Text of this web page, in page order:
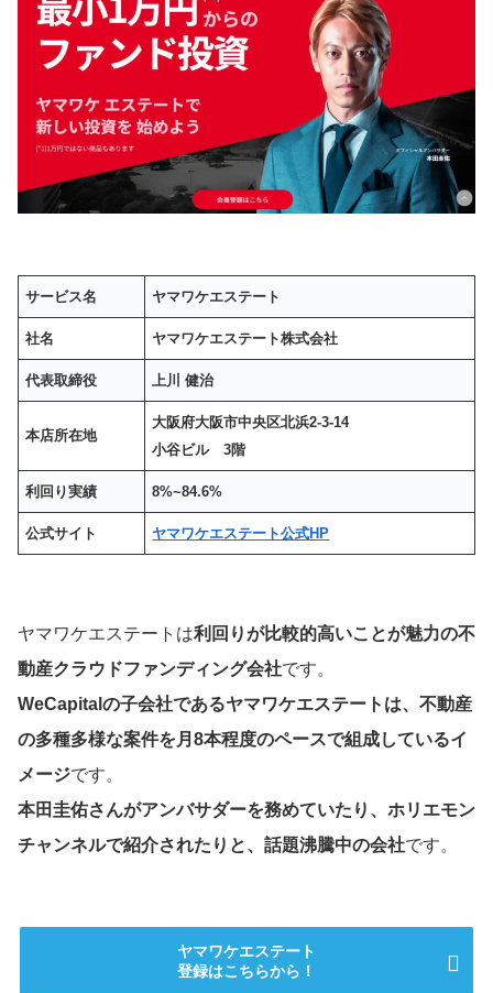
サービス名 ヤマワケエステート
社名 ヤマワケエステート株式会社
代表取締役 上川 健治
本店所在地
大阪府大阪市中央区北浜2-3-14
小谷ビル 3階
利回り実績 8%~84.6%
公式サイト ヤマワケエステート公式HP
ヤマワケエステートは利回りが比較的高いことが魅力の不
動産クラウドファンディング会社です。
WeCapitalの子会社であるヤマワケエステートは、不動産
の多種多様な案件を月8本程度のペースで組成しているイ
メージです。
本田圭佑さんがアンバサダーを務めていたり、ホリエモン
チャンネルで紹介されたりと、話題沸騰中の会社です。
ヤマワケエステート
登録はこちらから！